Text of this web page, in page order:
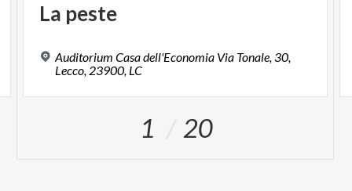
La peste
Auditorium Casa dell'Economia Via Tonale, 30,
Lecco, 23900, LC
1 20